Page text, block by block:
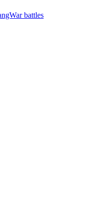
battles